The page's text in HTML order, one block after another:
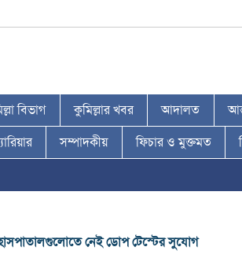
বিভাগ কুমিল্লার খবর আদালত
সম্পাদকীয় ফিচার ও মুক্তমত
হাসপাতালগুলোতে নেই ডোপ টেস্টের সুযোগ